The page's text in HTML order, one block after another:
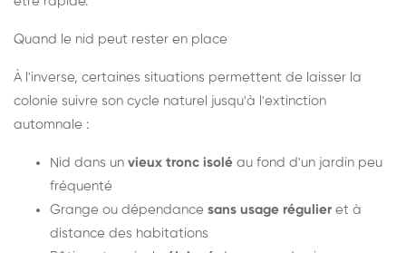
Quand le nid peut rester en place
À l'inverse, certaines situations permettent de laisser la
colonie suivre son cycle naturel jusqu'à l'extinction
automnale :
Nid dans un vieux tronc isolé au fond d'un jardin peu
fréquenté
Grange ou dépendance sans usage régulier et à
distance des habitations